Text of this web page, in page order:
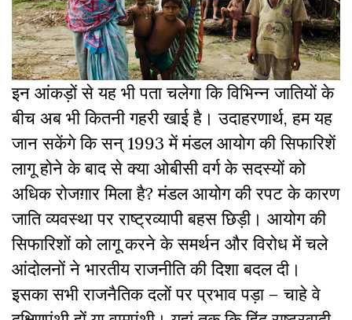
इन आंकड़ों से यह भी पता चलेगा कि विभिन्न जातियों के
बीच अब भी कितनी गहरी खाई है। उदाहरणार्थ, हम यह
जान सकेंगे कि सन् 1993 में मंडल आयोग की सिफारिशें
लागू होने के बाद से क्या ओबीसी वर्ग के सदस्यों को
अधिक रोजग़ार मिला है? मंडल आयोग की रपट के कारण
जाति व्यवस्था पर राष्ट्रव्यापी बहस छिड़ी। आयोग की
सिफारिशों को लागू करने के समर्थन और विरोध में चले
आंदोलनों ने भारतीय राजनीति की दिशा बदल दी।
इसका सभी राजनैतिक दलों पर प्रभाव पड़ा – चाहे वे